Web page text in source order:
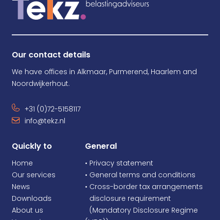
Our contact details
We have offices in Alkmaar, Purmerend, Haarlem and
Noordwijkerhout.
+31 (0)72-5158117
info@tekz.nl
Quickly to
Home
Our services
News
Downloads
About us
General
• Privacy statement
• General terms and conditions
• Cross-border tax arrangements
disclosure requirement
(Mandatory Disclosure Regime